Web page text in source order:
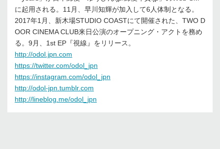
に起用される。11月、早川知輝が加入して6人体制となる。
2017年1月、新木場STUDIO COASTにて開催された、TWO D
OOR CINEMA CLUB来日公演のオープニング・アクトを務め
る。9月、1st EP『視線』をリリース。
http://odol.jpn.com
https://twitter.com/odol_jpn
https://instagram.com/odol_jpn
http://odol-jpn.tumblr.com
http://lineblog.me/odol_jpn